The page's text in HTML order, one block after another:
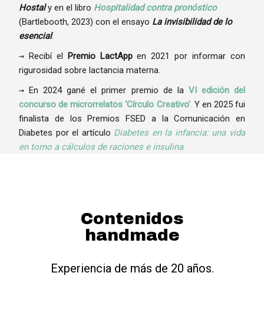
Hostaly en el libro Hospitalidad contra pronóstico
(Bartlebooth, 2023) con el ensayo La invisibilidad de lo
esencial.
→ Recibí el Premio LactAppen 2021 por informar con
rigurosidad sobre lactancia materna.
→ En 2024 gané el primer premio de la VI edición del
concurso de microrrelatos ‘Círculo Creativo’. Y en 2025 fui
finalista de los Premios FSED a la Comunicación en
Diabetes por el artículo Diabetes en la infancia: una vida
en torno a cálculos de raciones e insulina.
Contenidos
handmade
Experiencia de más de 20 años.